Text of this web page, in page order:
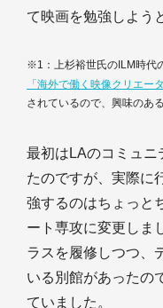
て映画を勉強しよう
※1：上杉裕世氏のILM時代
「海外で働く映像クリエー
されているので、興味のあ
最初はLAのコミュ
たのですが、実際に
強するのはちょっと
ート専攻に変更しま
ラスを履修しつつ、
いる別館があったの
ていました。